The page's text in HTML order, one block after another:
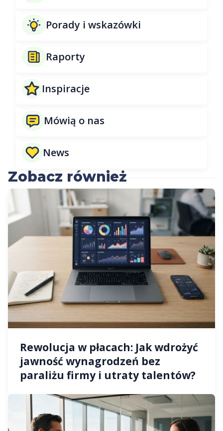
Porady i wskazówki
Raporty
Inspiracje
Mówią o nas
News
Zobacz również
Rewolucja w płacach: Jak wdrożyć
jawność wynagrodzeń bez
paraliżu firmy i utraty talentów?